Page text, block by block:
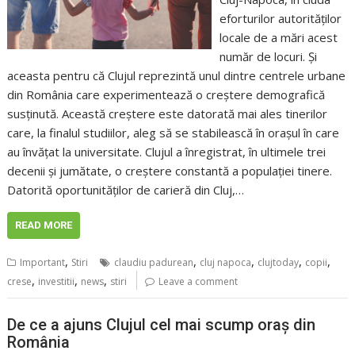
eforturilor autorităților
locale de a mări acest
număr de locuri. Și
aceasta pentru că Clujul reprezintă unul dintre centrele urbane
din România care experimentează o creștere demografică
susținută. Această creștere este datorată mai ales tinerilor
care, la finalul studiilor, aleg să se stabilească în orașul în care
au învățat la universitate. Clujul a înregistrat, în ultimele trei
decenii și jumătate, o creștere constantă a populației tinere.
Datorită oportunităților de carieră din Cluj,…
READ MORE
Important, Stiri claudiu padurean, cluj napoca, clujtoday, copii,
crese, investitii, news, stiri Leave a comment
De ce a ajuns Clujul cel mai scump oraș din
România